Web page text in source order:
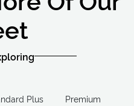
Plus
Premium